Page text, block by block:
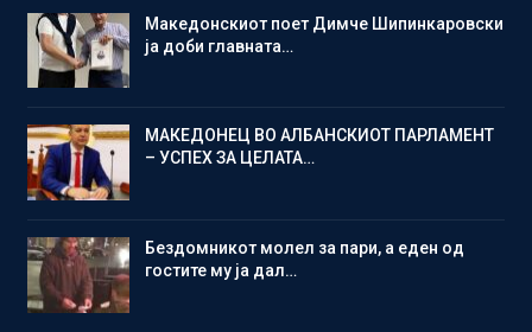
Македонскиот поет Димче Шипинкаровски
ја доби главната…
МАКЕДОНЕЦ ВО АЛБАНСКИОТ ПАРЛАМЕНТ
– УСПЕХ ЗА ЦЕЛАТА…
Бездомникот молел за пари, а еден од
гостите му ја дал…